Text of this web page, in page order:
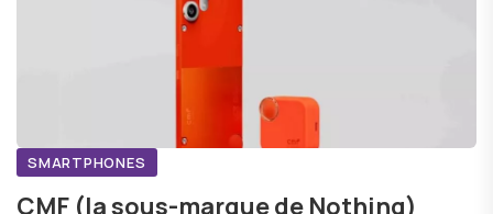
SMARTPHONES
CMF (la sous-marque de Nothing)